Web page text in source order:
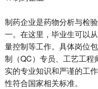
制药企业是药物分析与检
一。在这里，毕业生可以
量控制等工作。具体岗位
制（QC）专员、工艺工程
实的专业知识和严谨的工
性符合国家相关标准。